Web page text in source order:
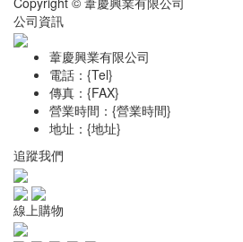
公司資訊
葦慶興業有限公司
電話：{Tel}
傳真：{FAX}
營業時間：{營業時間}
地址：{地址}
追蹤我們
線上購物